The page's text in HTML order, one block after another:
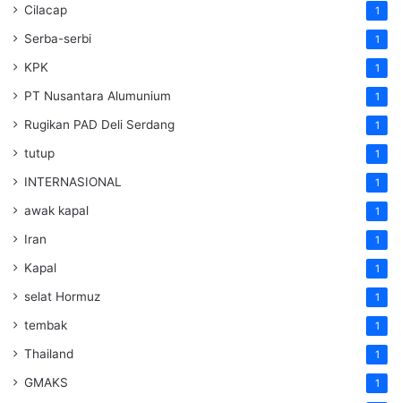
Cilacap 1
Serba-serbi 1
KPK 1
PT Nusantara Alumunium 1
Rugikan PAD Deli Serdang 1
tutup 1
INTERNASIONAL 1
awak kapal 1
Iran 1
Kapal 1
selat Hormuz 1
tembak 1
Thailand 1
GMAKS 1